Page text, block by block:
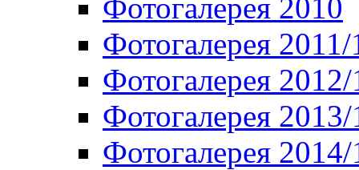
Фотогалерея 2010
Фотогалерея 2011/
Фотогалерея
Фотогалерея
Фотогалерея